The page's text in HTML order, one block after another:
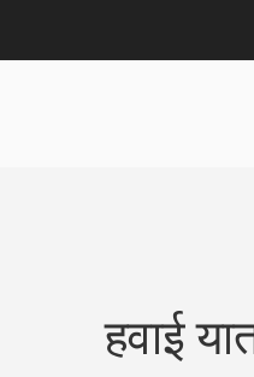
हवाई